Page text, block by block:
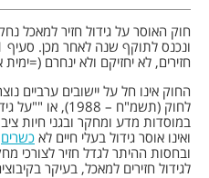
חזירים, לא יחזיקם ולא ינחרם
החוק אינו חל על יישובים ערביים
לחוק (תשמ"ח –
במוסדות מדע ומחקר ובגני חיות
ואינו אוסר גידול בעלי חיים לא כשרים
ובחסות ההיתר לגדל חזיר לצורכי
לגידול חזירים למאכל, בעיקר